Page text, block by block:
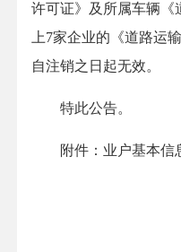
许可证》及所属车辆《
上7家企业的《道路运
自注销之日起无效。
特此公告。
附件：业户基本信